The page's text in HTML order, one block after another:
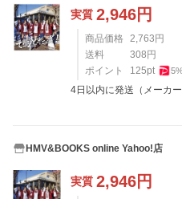
実質 2,946円
商品価格 2,763 円
送料
308 円
ポイント
125pt 5
4日以内に発送（メーカ
HMV&BOOKS online Yahoo!店
実質 2,946円